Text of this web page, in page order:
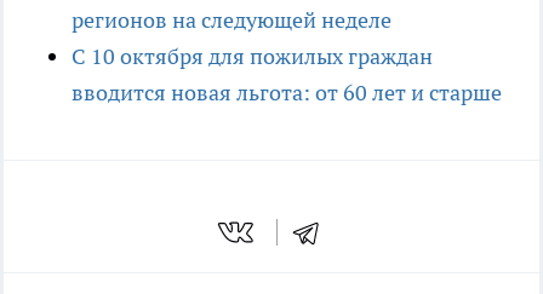
регионов на следующей неделе
С 10 октября для пожилых граждан
вводится новая льгота: от 60 лет и старше